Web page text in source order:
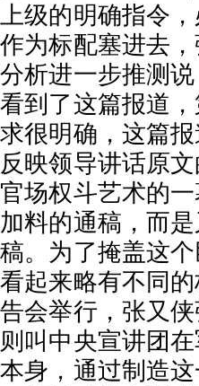
上级的明确指令
作为标配塞进去
分析进一步推测
看到了这篇报道
求很明确，这篇
反映领导讲话原
官场权斗艺术的
加料的通稿，而
稿。为了掩盖这
看起来略有不同
告会举行，张又
则叫中央宣讲团
本身，通过制造